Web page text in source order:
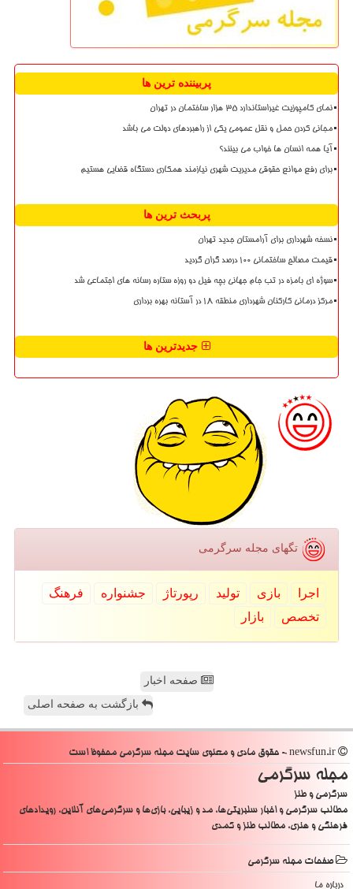
پربیننده ترین ها
نمای کامپوزیت غیراستاندارد ۳۵ هزار ساختمان در تهران
مجانی کردن حمل و نقل عمومی یکی از راهبردهای دولت می باشد
آیا همه انسان ها خواب می بینند؟
برای رفع موانع حقوقی مدیریت شهری نیازمند همکاری دستگاه قضایی هستیم
پربحث ترین ها
نسخه شهرداری برای آرامستان جدید تهران
قیمت مصالح ساختمانی ۱۰۰ درصد گران گردید
سوژه ای بامزه در تب جام جهانی بچه فیل دو روزه ستاره رسانه های اجتماعی شد
مرکز درمانی کارکنان شهرداری منطقه ۱۸ در آستانه بهره برداری
جدیدترین ها
تگهای مجله سرگرمی
اجرا بازی تولید رپورتاژ جشنواره
فرهنگ
تخصص
بازار
صفحه اخبار
بازگشت به صفحه اصلی
مجله سرگرمی
سرگرمی و طنز
مطالب سرگرمی و اخبار سلبریتی‌ها، مد و زیبایی، بازی‌ها و سرگرمی‌های آنلاین، رویدادهای
فرهنگی و هنری، مطالب طنز و کمدی
صفحات مجله سرگرمی
درباره ما